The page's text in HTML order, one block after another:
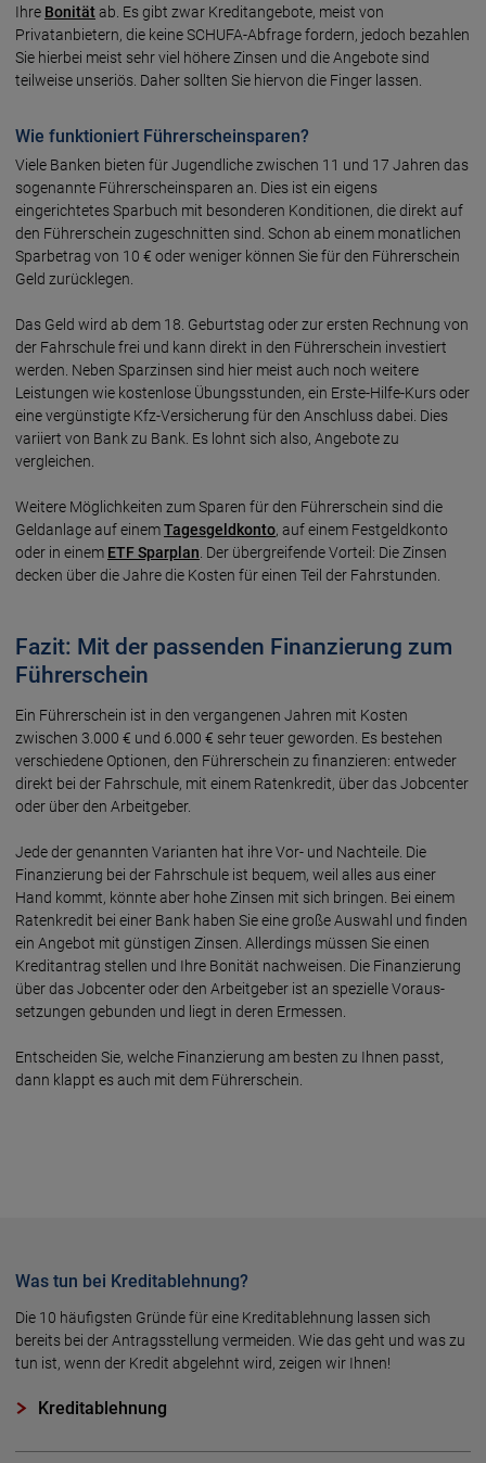
Ihre Bonitätab. Es gibt zwar Kreditangebote, meist von
Privatanbietern, die keine SCHUFA-Abfrage fordern, jedoch bezahlen
Sie hierbei meist sehr viel höhere Zinsen und die Angebote sind
teilweise unseriös. Daher sollten Sie hiervon die Finger lassen.
Wie funktioniert Führerscheinsparen?
Viele Banken bieten für Jugendliche zwischen 11 und 17 Jahren das
sogenannte Führerscheinsparen an. Dies ist ein eigens
eingerichtetes Sparbuch mit besonderen Konditionen, die direkt auf
den Führerschein zugeschnitten sind. Schon ab einem monatlichen
Sparbetrag von 10 € oder weniger können Sie für den Führerschein
Geld zurücklegen.
Das Geld wird ab dem 18. Geburtstag oder zur ersten Rechnung von
der Fahrschule frei und kann direkt in den Führerschein investiert
werden. Neben Sparzinsen sind hier meist auch noch weitere
Leistungen wie kostenlose Übungsstunden, ein Erste-Hilfe-Kurs oder
eine vergünstigte Kfz-Versicherung für den Anschluss dabei. Dies
variiert von Bank zu Bank. Es lohnt sich also, Angebote zu
vergleichen.
Weitere Möglichkeiten zum Sparen für den Führerschein sind die
Geldanlage auf einemTagesgeldkonto, auf einem Festgeldkonto
oder in einem ETF Sparplan. Der übergreifende Vorteil: Die Zinsen
decken über die Jahre die Kosten für einen Teil der Fahrstunden.
Fazit: Mit der passenden Finanzierung zum
Führerschein
Ein Führerschein ist in den ver­gangenen Jahren mit Kosten
zwischen 3.000 € und 6.000 € sehr teuer ge­worden. Es be­stehen
verschie­dene Optionen, den Führer­schein zu finan­zieren: entwe­der
direkt bei der Fahr­schule, mit einem Raten­kredit, über das Job­center
oder über den Arbeit­geber.
Jede der genannten Varianten hat ihre Vor- und Nach­teile. Die
Finan­zierung bei der Fahr­schule ist bequem, weil alles aus einer
Hand kommt, könnte aber hohe Zinsen mit sich bringen. Bei einem
Raten­kredit bei einer Bank haben Sie eine große Aus­wahl und finden
ein Ange­bot mit günstigen Zinsen. Aller­dings müssen Sie einen
Kredit­antrag stellen und Ihre Bonität nach­weisen. Die Finanzierung
über das Job­center oder den Arbeit­geber ist an spezielle Voraus­
setzungen gebunden und liegt in deren Er­messen.
Entscheiden Sie, welche Finanzierung am besten zu Ihnen passt,
dann klappt es auch mit dem Führerschein.
Was tun bei Kreditablehnung?
Die 10 häufigsten Gründe für eine Kreditablehnung lassen sich
bereits bei der Antragsstellung vermeiden. Wie das geht und was zu
tun ist, wenn der Kredit abgelehnt wird, zeigen wir Ihnen!
Kreditablehnung